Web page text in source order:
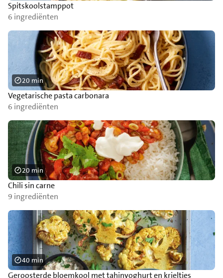
Spitskoolstamppot
6 ingrediënten
Vegetarische pasta carbonara
6 ingrediënten
20 min
Chili sin carne
9 ingrediënten
20 min
Geroosterde bloemkool met tahinyoghurt en krieltjes
40 min